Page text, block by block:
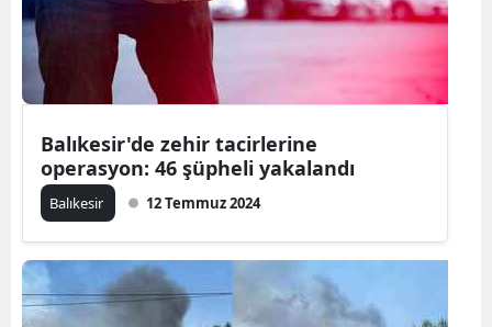
Ardahan
Yalova
Osmaniye
Balıkesir'de zehir tacirlerine
operasyon: 46 şüpheli yakalandı
Balıkesir 12 Temmuz 2024